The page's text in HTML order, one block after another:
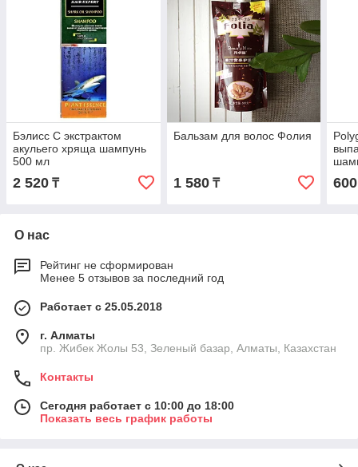
Бэлисс С экстрактом
акульего хряща шампунь
500 мл
2 520 ₸
Бальзам для волос Фолия
1 580₸ 600
О нас
Рейтинг не сформирован
Менее 5 отзывов за последний год
Работает с 25.05.2018
г. Алматы
пр. Жибек Жолы 53, Зеленый базар, Алматы, Казахстан
Контакты
Сегодня работает с 10:00 до 18:00
Показать весь график работы